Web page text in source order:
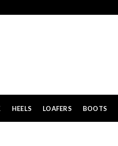
HEELS LOAFERS BOOTS